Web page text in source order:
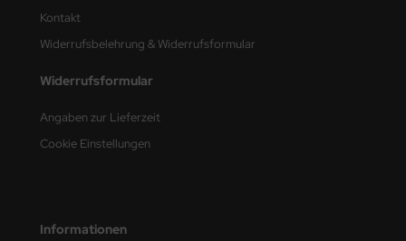
Kontakt
Widerrufsbelehrung & Widerrufsformular
Widerrufsformular
Angaben zur Lieferzeit
Cookie Einstellungen
Informationen